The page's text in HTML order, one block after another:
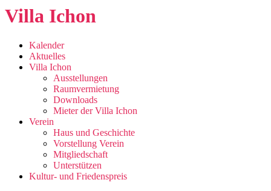
Zum
Inhalt
Villa Ichon
Kalender
Aktuelles
Villa Ichon
Ausstellungen
Raumvermietung
Downloads
Mieter der Villa Ichon
Verein
Haus und Geschichte
Vorstellung Verein
Mitgliedschaft
Unterstützen
Kultur- und Friedenspreis